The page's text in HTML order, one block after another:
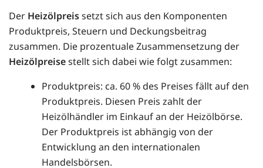
Der Heizölpreissetzt sich aus den Komponenten
Produktpreis, Steuern und Deckungsbeitrag
zusammen. Die prozentuale Zusammensetzung der
Heizölpreisestellt sich dabei wie folgt zusammen:
Produktpreis: ca. 60 % des Preises fällt auf den
Produktpreis. Diesen Preis zahlt der
Heizölhändler im Einkauf an der Heizölbörse.
Der Produktpreis ist abhängig von der
Entwicklung an den internationalen
Handelsbörsen.